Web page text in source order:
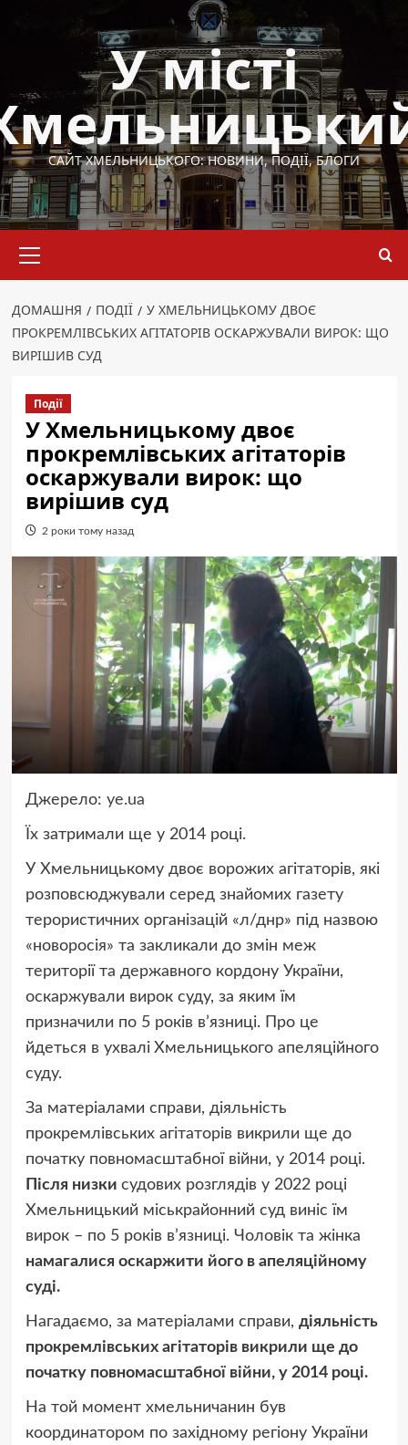
У місті
САЙТ ХМЕЛЬНИЦЬКОГО: НОВИНИ, ПОДІЇ, БЛОГИ
меню
ДОМАШНЯ ПОДІЇ
У ХМЕЛЬНИЦЬКОМУ ДВОЄ
ПРОКРЕМЛІВСЬКИХ АГІТАТОРІВ ОСКАРЖУВАЛИ ВИРОК: ЩО
ВИРІШИВ СУД
Події
У Хмельницькому двоє
прокремлівських агітаторів
оскаржували вирок: що
вирішив суд
2 роки тому назад
Джерело: ye.ua
Їх затримали ще у 2014 році.
У Хмельницькому двоє ворожих агітаторів, які
розповсюджували серед знайомих газету
терористичних організацій «л/днр» під назвою
«новоросія» та закликали до змін меж
території та державного кордону України,
оскаржували вирок суду, за яким їм
призначили по 5 років в’язниці. Про це
йдеться в ухвалі Хмельницького апеляційного
суду.
За матеріалами справи, діяльність
прокремлівських агітаторів викрили ще до
початку повномасштабної війни, у 2014 році.
Після низки судових розглядів у 2022 році
Хмельницький міськрайонний суд виніс їм
вирок – по 5 років в’язниці. Чоловік та жінка
намагалися оскаржити його в апеляційному
суді.
Нагадаємо, за матеріалами справи, діяльність
прокремлівських агітаторів викрили ще до
початку повномасштабної війни, у 2014 році.
На той момент хмельничанин був
координатором по західному регіону України